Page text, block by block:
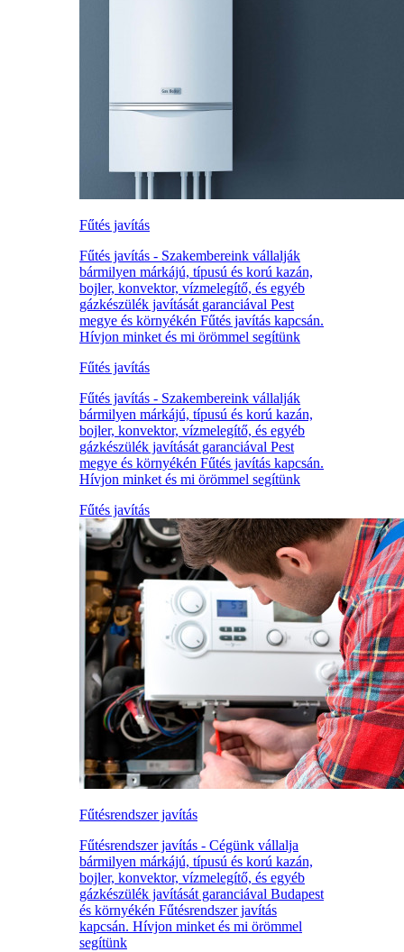
Fűtés javítás
Fűtés javítás - Szakembereink vállalják
bármilyen márkájú, típusú és korú kazán,
bojler, konvektor, vízmelegítő, és egyéb
gázkészülék javítását garanciával Pest
megye és környékén Fűtés javítás kapcsán.
Hívjon minket és mi örömmel segítünk
Fűtés javítás
Fűtés javítás - Szakembereink vállalják
bármilyen márkájú, típusú és korú kazán,
bojler, konvektor, vízmelegítő, és egyéb
gázkészülék javítását garanciával Pest
megye és környékén Fűtés javítás kapcsán.
Hívjon minket és mi örömmel segítünk
Fűtés javítás
Fűtésrendszer javítás
Fűtésrendszer javítás - Cégünk vállalja
bármilyen márkájú, típusú és korú kazán,
bojler, konvektor, vízmelegítő, és egyéb
gázkészülék javítását garanciával Budapest
és környékén Fűtésrendszer javítás
kapcsán. Hívjon minket és mi örömmel
segítünk